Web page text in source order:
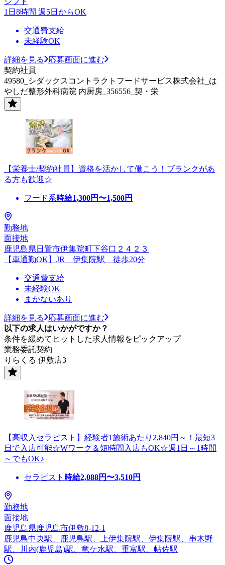
1日8時間 週5日からOK
交通費支給
未経験OK
詳細を見る
応募画面に進む
契約社員
49580_シダックスコントラクトフードサービス株式会社_は
やしだ整形外科病院 内厨房_356556_契・栄
【栄養士/契約社員】資格を活かして働こう！ブランクがあ
る方も歓迎☆
フード系時給1,300円〜1,500円
勤務地
面接地
鹿児島県日置市伊集院町下谷口２４２３
【車通勤OK】JR 伊集院駅 徒歩20分
交通費支給
未経験OK
まかないあり
詳細を見る
応募画面に進む
以下の求人はいかがですか？
条件を緩めてヒットした求人情報をピックアップ
業務委託契約
りらくる 伊敷店3
【高収入セラピスト】経験者1施術あたり2,840円～！最短3
日で入店可能☆Wワーク＆短時間入店もOK☆週1日～1時間
～でもOK♪
セラピスト 時給2,088円〜3,510円
勤務地
面接地
鹿児島県鹿児島市伊敷8-12-1
鹿児島中央駅、鹿児島駅、上伊集院駅、伊集院駅、串木野
駅、川内(鹿児島)駅、竜ケ水駅、重富駅、帖佐駅